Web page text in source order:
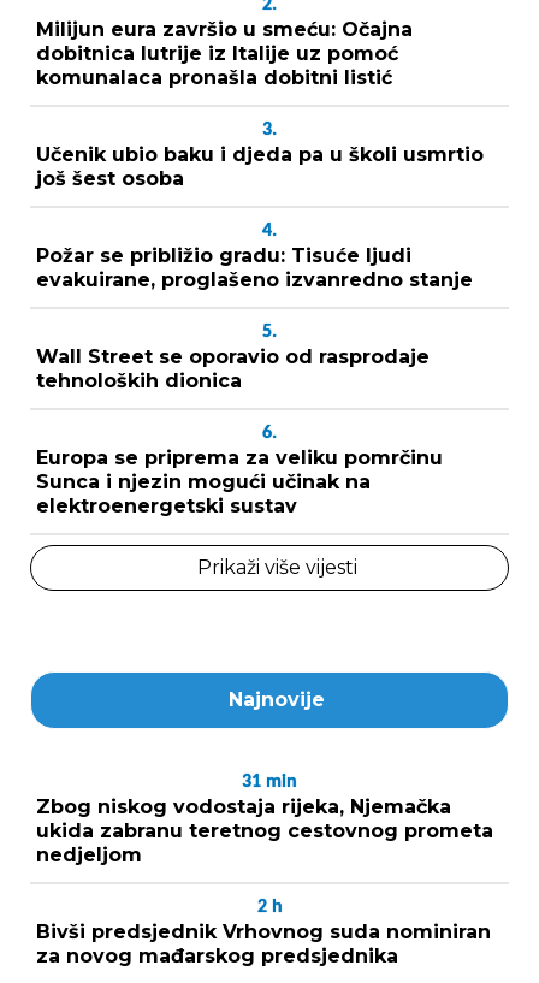
2.
Milijun eura završio u smeću: Očajna
dobitnica lutrije iz Italije uz pomoć
komunalaca pronašla dobitni listić
3.
Učenik ubio baku i djeda pa u školi usmrtio
još šest osoba
4.
Požar se približio gradu: Tisuće ljudi
evakuirane, proglašeno izvanredno stanje
5.
Wall Street se oporavio od rasprodaje
tehnoloških dionica
6.
Europa se priprema za veliku pomrčinu
Sunca i njezin mogući učinak na
elektroenergetski sustav
Prikaži više vijesti
Najnovije
31 min
Zbog niskog vodostaja rijeka, Njemačka
ukida zabranu teretnog cestovnog prometa
nedjeljom
2 h
Bivši predsjednik Vrhovnog suda nominiran
za novog mađarskog predsjednika